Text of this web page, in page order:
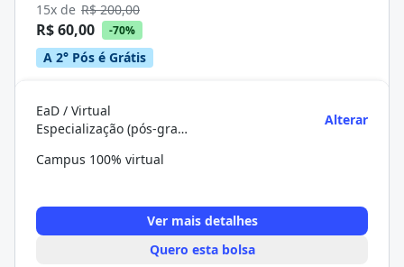
15x de R$ 200,00
R$ 60,00 -70%
A 2° Pós é Grátis
EaD / Virtual
Especialização (pós-graduação)
Alterar
Campus 100% virtual
Ver mais detalhes
Quero esta bolsa